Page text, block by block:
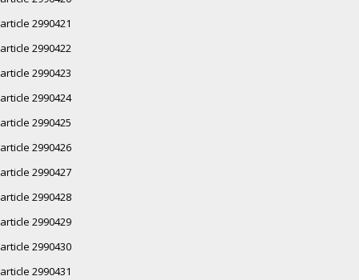
article 2990421
article 2990422
article 2990423
article 2990424
article 2990425
article 2990426
article 2990427
article 2990428
article 2990429
article 2990430
article 2990431